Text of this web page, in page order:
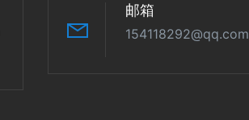
邮箱
154118292@qq.com